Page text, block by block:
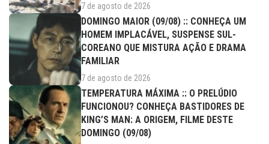
7 de agosto de 2026
DOMINGO MAIOR (09/08) :: CONHEÇA UM
HOMEM IMPLACÁVEL, SUSPENSE SUL-
COREANO QUE MISTURA AÇÃO E DRAMA
FAMILIAR
7 de agosto de 2026
TEMPERATURA MÁXIMA :: O PRELÚDIO
FUNCIONOU? CONHEÇA BASTIDORES DE
KING’S MAN: A ORIGEM, FILME DESTE
DOMINGO (09/08)